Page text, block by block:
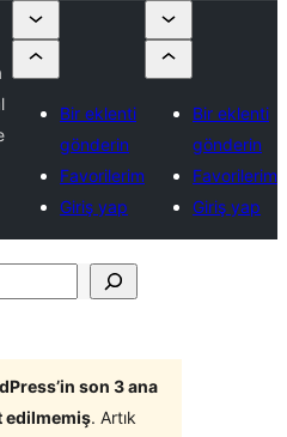
Bir eklenti
gönderin
Favorilerim
Giriş yap
Bir eklenti
gönderin
Favorilerim
Giriş yap
son 3 ana
edilmemiş. Artık